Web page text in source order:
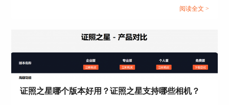
可以考虑下面提供的一下相机型号，更多的相机型号也可以
阅读全文 >
证照之星哪个版本好用？证照之星支持哪些相机？